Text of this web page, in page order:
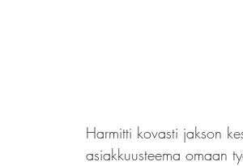
Harmitti kovasti jakson
asiakkuusteema omaan